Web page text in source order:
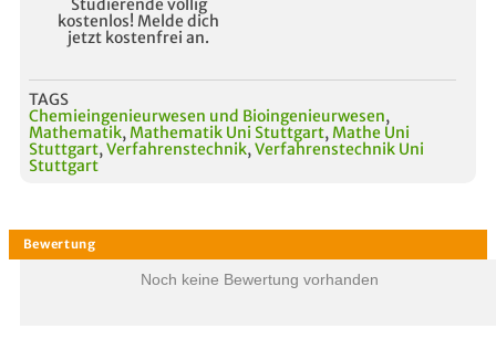
kostenlos! Melde dich
jetzt kostenfrei an.
TAGS
Chemieingenieurwesen und Bioingenieurwesen,
Mathematik, Mathematik Uni Stuttgart, Mathe Uni
Stuttgart, Verfahrenstechnik, Verfahrenstechnik Uni
Stuttgart
Noch keine Bewertung vorhanden